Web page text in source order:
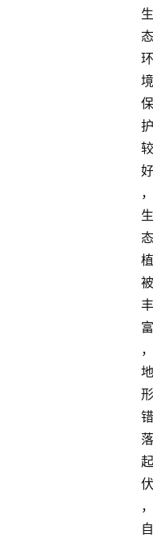
生
态
环
境
保
护
较
好
，
生
态
植
被
丰
富
，
地
形
错
落
起
伏
，
自